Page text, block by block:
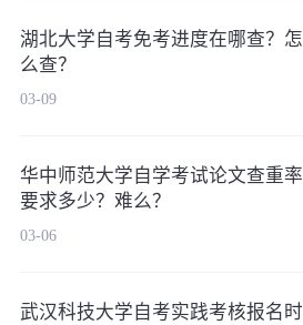
湖北大学自考免考进度在哪查？怎
么查？
03-09
华中师范大学自学考试论文查重率
要求多少？难么？
03-06
武汉科技大学自考实践考核报名时